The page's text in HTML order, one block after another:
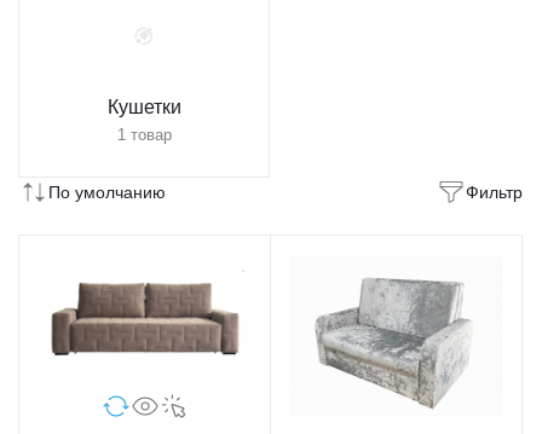
Кушетки
1 товар
По умолчанию Фильтр